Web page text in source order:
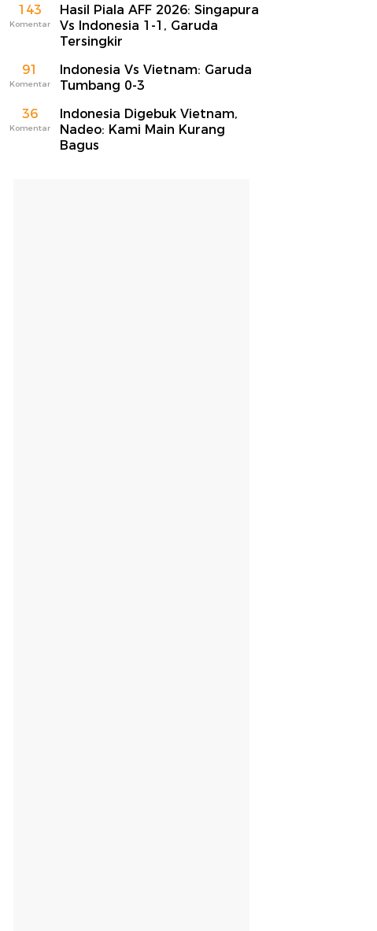
143
Komentar
Hasil Piala AFF 2026: Singapura
Vs Indonesia 1-1, Garuda
Tersingkir
91
Komentar
Indonesia Vs Vietnam: Garuda
Tumbang 0-3
36
Komentar
Indonesia Digebuk Vietnam,
Nadeo: Kami Main Kurang
Bagus